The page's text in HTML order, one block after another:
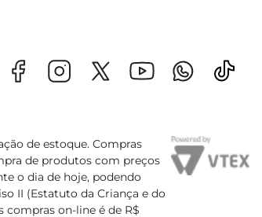
de estoque. Compras
de produtos com preços
o dia de hoje, podendo
II (Estatuto da Criança e do
compras on-line é de R$